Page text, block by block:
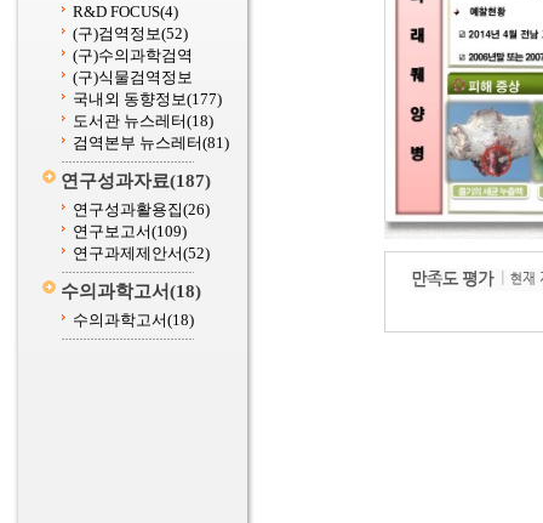
R&D FOCUS(4)
(구)검역정보(52)
(구)수의과학검역
(구)식물검역정보
국내외 동향정보(177)
도서관 뉴스레터(18)
검역본부 뉴스레터(81)
연구성과자료(187)
연구성과활용집(26)
연구보고서(109)
연구과제제안서(52)
수의과학고서(18)
수의과학고서(18)